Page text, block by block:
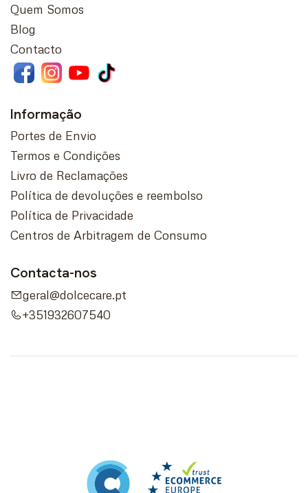
Quem Somos
Blog
Contacto
Informação
Portes de Envio
Termos e Condições
Livro de Reclamações
Política de devoluções e reembolso
Política de Privacidade
Centros de Arbitragem de Consumo
Contacta-nos
geral@dolcecare.pt
+351932607540